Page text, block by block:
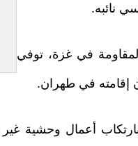
نائبه.
في غزة، توفي
في طهران.
بارتكاب أعمال